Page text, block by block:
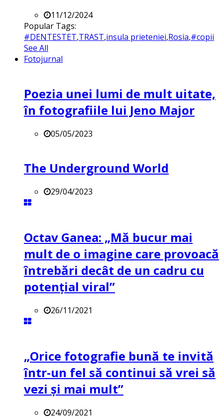
11/12/2024
Popular Tags:
#DENTESTET,TRAST,insula prieteniei,Rosia,#copii
See All
Fotojurnal
Poezia unei lumi de mult uitate,
în fotografiile lui Jeno Major
05/05/2023
The Underground World
29/04/2023
Octav Ganea: „Mă bucur mai
mult de o imagine care provoacă
întrebări decât de un cadru cu
potenţial viral”
26/11/2021
„Orice fotografie bună te invită
într-un fel să continui să vrei să
vezi și mai mult”
24/09/2021